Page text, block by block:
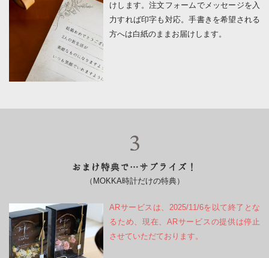
ご注文はこちら
けします。注文フォームでメッセージを入
力すれば印字も対応。手書きを希望される
方へは白紙のままお届けします。
おまけ特典で…サプライズ！
（MOKKA時計だけの特典）
ARサービスは、2025/11/6を以て終了とな
るため、現在、ARサービスの提供は停止
させていただております。